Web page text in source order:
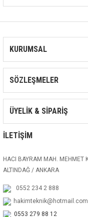
KURUMSAL
SÖZLEŞMELER
ÜYELİK & SİPARİŞ
İLETİŞİM
HACI BAYRAM MAH. MEHMET
ALTINDAĞ / ANKARA
0552 234 2 888
hakimteknik@hotmail.com
0553 279 88 12